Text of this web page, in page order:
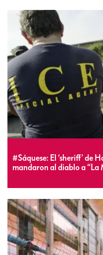
#Sáquese: El ‘sheriff’ de
mandaron al diablo a “La